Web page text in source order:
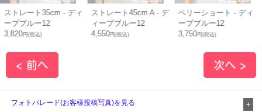
ストレート35cm - ディ
ープブルー12
3,820円(税込)
ストレート45cm A - デ
ィープブルー12
4,550円(税込)
ベリーショート - ディ
ープブルー12
3,750円(税込)
フォトパレード(お客様投稿写真)を見る